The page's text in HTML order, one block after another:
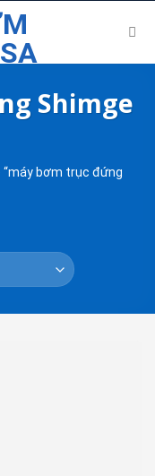
Shimge
bơm trục đứng